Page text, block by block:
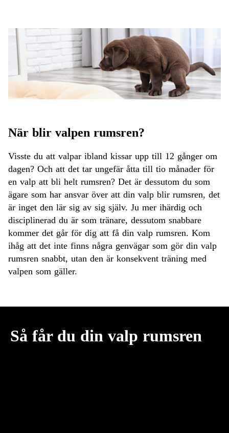
När blir valpen rumsren?
Visste du att valpar ibland kissar upp till 12 gånger om
dagen? Och att det tar ungefär åtta till tio månader för
en valp att bli helt rumsren? Det är dessutom du som
ägare som har ansvar över att din valp blir rumsren, det
är inget den lär sig av sig själv. Ju mer ihärdig och
disciplinerad du är som tränare, dessutom snabbare
kommer det går för dig att få din valp rumsren. Kom
ihåg att det inte finns några genvägar som gör din valp
rumsren snabbt, utan den är konsekvent träning med
valpen som gäller.
Så får du din valp rumsren